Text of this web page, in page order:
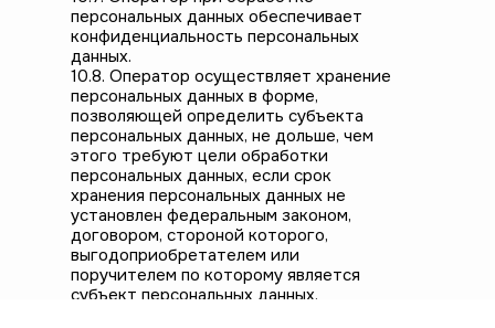
персональных данных обеспечивает
конфиденциальность персональных
данных.
10.8. Оператор осуществляет хранение
персональных данных в форме,
позволяющей определить субъекта
персональных данных, не дольше, чем
этого требуют цели обработки
персональных данных, если срок
хранения персональных данных не
установлен федеральным законом,
договором, стороной которого,
выгодоприобретателем или
поручителем по которому является
субъект персональных данных.